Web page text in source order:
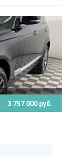
3 757 000 руб.